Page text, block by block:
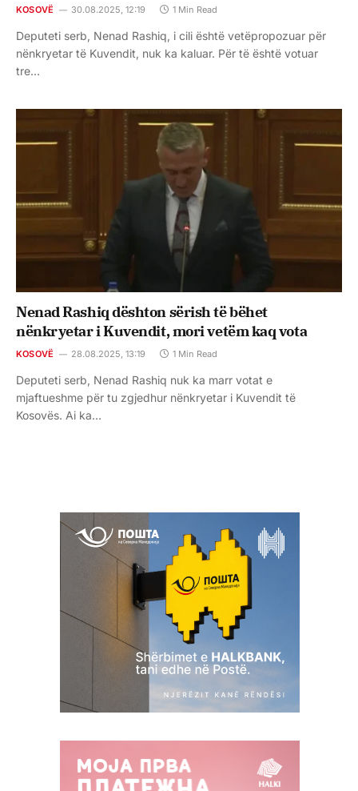
KOSOVË 30.08.2025, 12:19 1 Min Read
Deputeti serb, Nenad Rashiq, i cili është vetëpropozuar për
nënkryetar të Kuvendit, nuk ka kaluar. Për të është votuar
tre…
Nenad Rashiq dështon sërish të bëhet
nënkryetar i Kuvendit, mori vetëm kaq vota
KOSOVË 28.08.2025, 13:19 1 Min Read
Deputeti serb, Nenad Rashiq nuk ka marr votat e
mjaftueshme për tu zgjedhur nënkryetar i Kuvendit të
Kosovës. Ai ka…